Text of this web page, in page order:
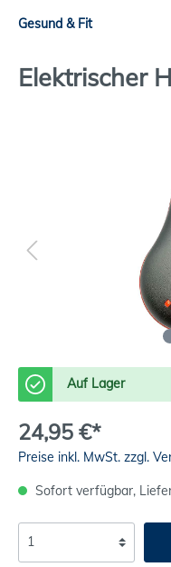
Gesund & Fit
Elektrischer
Auf Lager
24,95 €*
Preise inkl. MwSt. zzgl.
Sofort verfügbar,